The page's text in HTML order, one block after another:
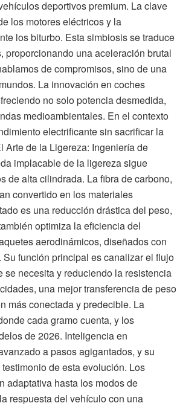
deportivos premium. La clave
los motores eléctricos y la
los biturbo. Esta simbiosis se traduce
proporcionando una aceleración brutal
de compromisos, sino de una
La innovación en coches
no solo potencia desmedida,
medioambientales. En el contexto
electrificante sin sacrificar la
Arte de la Ligereza: Ingeniería de
implacable de la ligereza sigue
de alta cilindrada. La fibra de carbono,
convertido en los materiales
es una reducción drástica del peso,
optimiza la eficiencia del
aerodinámicos, diseñados con
función principal es canalizar el flujo
necesita y reduciendo la resistencia
una mejor transferencia de peso
más conectada y predecible. La
cada gramo cuenta, y los
de 2026. Inteligencia en
a pasos agigantados, y su
de esta evolución. Los
adaptativa hasta los modos de
respuesta del vehículo con una